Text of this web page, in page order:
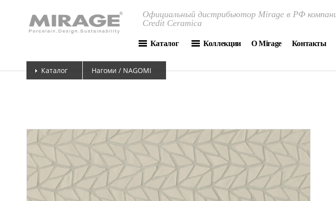
Официальный дистрибьютор Mirage в РФ
Credit Ceramica
Каталог Коллекции О Mirage Контакты
Каталог Нагоми / NAGOMI